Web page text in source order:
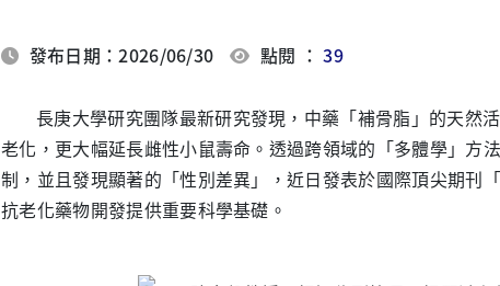
發布日期：2026/06/30 點閱 ：39
長庚大學研究團隊最新研究發現，中藥「補骨脂」的天然
老化，更大幅延長雌性小鼠壽命。透過跨領域的「多體學」方
制，並且發現顯著的「性別差異」，近日發表於國際頂尖期
抗老化藥物開發提供重要科學基礎。